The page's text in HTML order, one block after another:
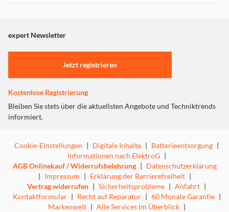
"Marketing".
Einstellungen anpassen
expert Newsletter
Jetzt registrieren
Kostenlose Registrierung
Bleiben Sie stets über die aktuellsten Angebote und Techniktrends
informiert.
Cookie-Einstellungen | Digitale Inhalte | Batterieentsorgung |
Informationen nach ElektroG |
AGB Onlinekauf / Widerrufsbelehrung | Datenschutzerklärung
| Impressum | Erklärung der Barrierefreiheit |
Vertrag widerrufen | Sicherheitsprobleme | Anfahrt |
Kontaktformular | Recht auf Reparatur | 60 Monate Garantie |
Markenwelt | Alle Services im Überblick |